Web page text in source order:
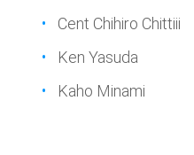
Cent Chihiro Chittiii
Ken Yasuda
Kaho Minami